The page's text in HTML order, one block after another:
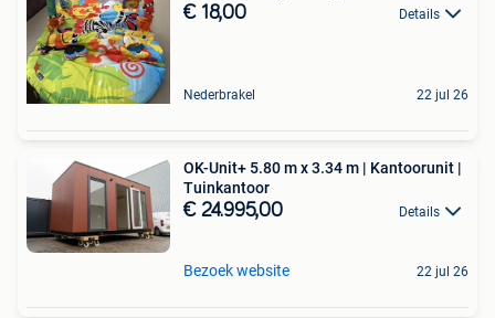
€ 18,00 Details
Nederbrakel 22 jul 26
OK-Unit+ 5.80 m x 3.34 m | Kantoorunit |
Tuinkantoor
€ 24.995,00 Details
Bezoek website 22 jul 26